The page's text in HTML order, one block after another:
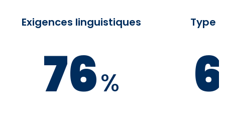
Exigences linguistiques
76%
Type